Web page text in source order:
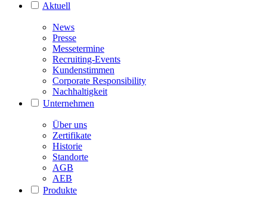
Aktuell
News
Presse
Messetermine
Recruiting-Events
Kundenstimmen
Corporate Responsibility
Nachhaltigkeit
Unternehmen
Über uns
Zertifikate
Historie
Standorte
AGB
AEB
Produkte